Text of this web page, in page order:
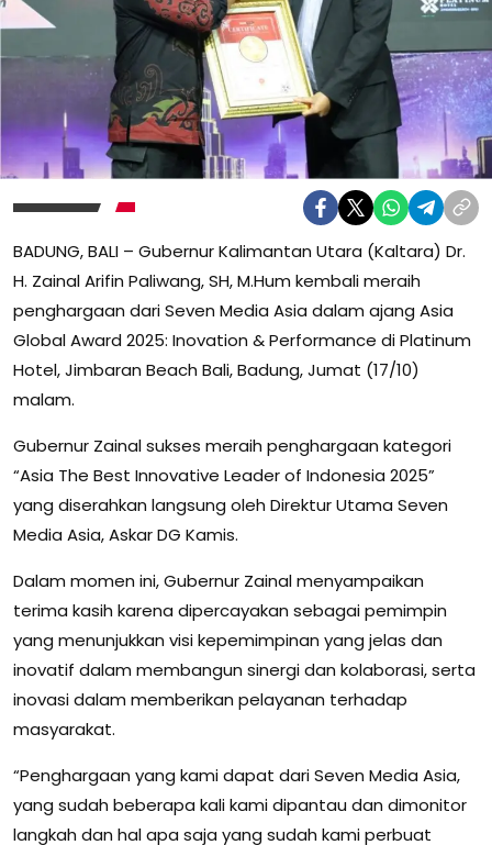
BADUNG, BALI – Gubernur Kalimantan Utara (Kaltara) Dr.
H. Zainal Arifin Paliwang, SH, M.Hum kembali meraih
penghargaan dari Seven Media Asia dalam ajang Asia
Global Award 2025: Inovation & Performance di Platinum
Hotel, Jimbaran Beach Bali, Badung, Jumat (17/10)
malam.
Gubernur Zainal sukses meraih penghargaan kategori
“Asia The Best Innovative Leader of Indonesia 2025”
yang diserahkan langsung oleh Direktur Utama Seven
Media Asia, Askar DG Kamis.
Dalam momen ini, Gubernur Zainal menyampaikan
terima kasih karena dipercayakan sebagai pemimpin
yang menunjukkan visi kepemimpinan yang jelas dan
inovatif dalam membangun sinergi dan kolaborasi, serta
inovasi dalam memberikan pelayanan terhadap
masyarakat.
“Penghargaan yang kami dapat dari Seven Media Asia,
yang sudah beberapa kali kami dipantau dan dimonitor
langkah dan hal apa saja yang sudah kami perbuat